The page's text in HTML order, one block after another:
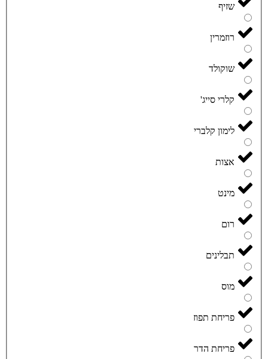
שזיף
רוזמרין
שוקולד
קלרי סייג'
לימון קלברי
אצות
מינט
רום
תבלינים
מוס
פריחת תפוז
פריחת הדר